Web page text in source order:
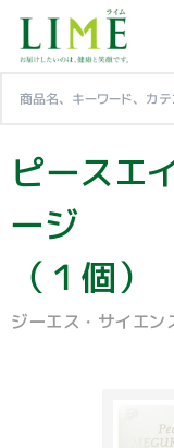
ピースエ
ージ
（１個）
ジーエス・サイエン